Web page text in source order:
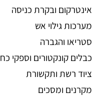
אינטרקום ובקרת כניסה
מערכות גילוי אש
סטריאו והגברה
כבלים קונקטורים וספקי כח
ציוד רשת ותקשורת
מקרנים ומסכים